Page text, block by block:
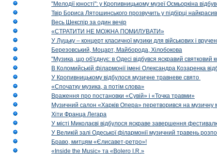
"Мелодії юності": у Кропивницькому музеї Осмьоркіна
Твір Бориса Лятошинського прозвучить у підбірці
Весь Шекспір за один вечір
«СТРАТИТИ НЕ МОЖНА ПОМИЛУВАТИ»
У Луцьку – концерт класичної музики для військових і
Березовський, Моцарт, Майборода, Хілобокова
"Музика, що об'єднує: в Одесі відбувся яскравий
В Коломийській філармонії імені Олександра Козаренка
У Кропивницькому відбулося музичне травневе свято
«Спочатку музика, а потім слова»
Враження про постановки «Сувій» і «Точка травми»
Музичний салон «Харків Опера» перетворився на музичну
Хіти Франца Легара
У місті Миколаєві відбулося яскраве завершення
У Великій залі Одеської філармонії музичний травень
Браво, митцям «Єлисавет-ретро»!
«Inside the Music» та «Bolero I.R.»